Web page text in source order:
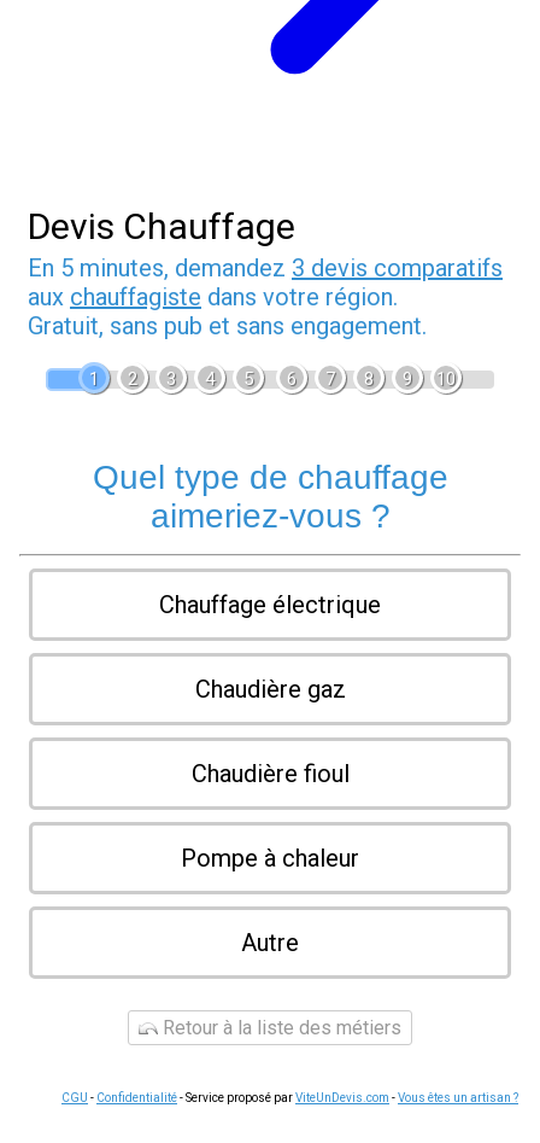
Devis Chauffage
En 5 minutes, demandez 3 devis comparatifs
aux chauffagiste dans votre région.
Gratuit, sans pub et sans engagement.
1 2 3 4 5 6 7 8 9 10
Quel type de chauffage
aimeriez-vous ?
Chauffage électrique
Chaudière gaz
Chaudière fioul
Pompe à chaleur
Autre
Retour à la liste des métiers
CGU - Confidentialité- Service proposé parViteUnDevis.com -Vous êtes un artisan ?